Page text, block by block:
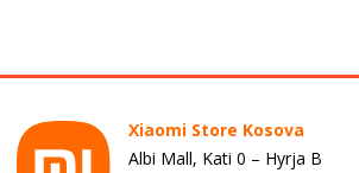
Xiaomi Store Kosova
Albi Mall, Kati 0 – Hyrja B